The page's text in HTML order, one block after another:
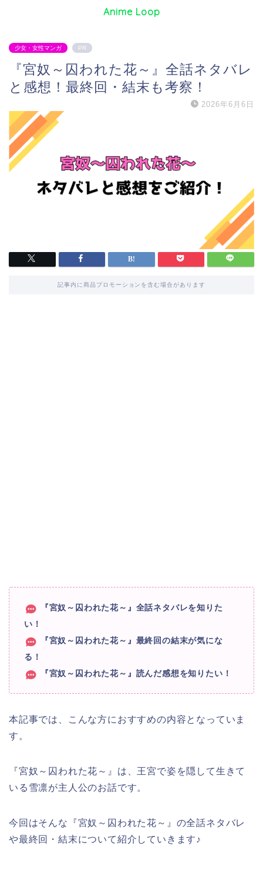
Anime Loop
少女・女性マンガ PR
『宮奴～囚われた花～』全話ネタバレ
と感想！最終回・結末も考察！
2026年6月6日
記事内に商品プロモーションを含む場合があります
『宮奴～囚われた花～』全話ネタバレを知りた
い！
『宮奴～囚われた花～』最終回の結末が気にな
る！
『宮奴～囚われた花～』読んだ感想を知りたい！
本記事では、こんな方におすすめの内容となっていま
す。
『宮奴～囚われた花～』は、王宮で姿を隠して生きて
いる雪凛が主人公のお話です。
今回はそんな『宮奴～囚われた花～』の全話ネタバレ
や最終回・結末について紹介していきます♪